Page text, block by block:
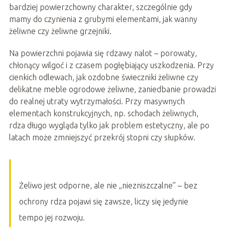
bardziej powierzchowny charakter, szczególnie gdy
mamy do czynienia z grubymi elementami, jak wanny
żeliwne czy żeliwne grzejniki.
Na powierzchni pojawia się rdzawy nalot – porowaty,
chłonący wilgoć i z czasem pogłębiający uszkodzenia. Przy
cienkich odlewach, jak ozdobne świeczniki żeliwne czy
delikatne meble ogrodowe żeliwne, zaniedbanie prowadzi
do realnej utraty wytrzymałości. Przy masywnych
elementach konstrukcyjnych, np. schodach żeliwnych,
rdza długo wygląda tylko jak problem estetyczny, ale po
latach może zmniejszyć przekrój stopni czy słupków.
Żeliwo jest odporne, ale nie „niezniszczalne” – bez
ochrony rdza pojawi się zawsze, liczy się jedynie
tempo jej rozwoju.